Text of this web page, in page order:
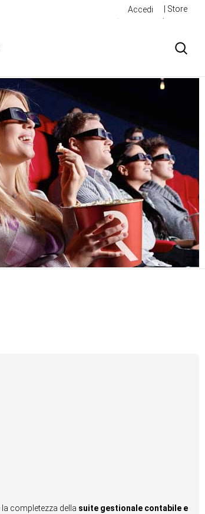
Accedi | Store
completezza della suite gestionale contabile e